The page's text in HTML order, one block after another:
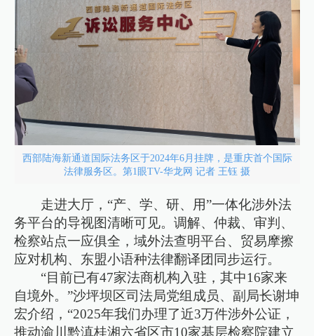
西部陆海新通道国际法务区于2024年6月挂牌，是重庆首个国际
法律服务区。第1眼TV-华龙网 记者 王钰 摄
走进大厅，“产、学、研、用”一体化涉外法
务平台的导视图清晰可见。调解、仲裁、审判、
检察站点一应俱全，域外法查明平台、贸易摩擦
应对机构、东盟小语种法律翻译团同步运行。
“目前已有47家法商机构入驻，其中16家来
自境外。”沙坪坝区司法局党组成员、副局长谢坤
宏介绍，“2025年我们办理了近3万件涉外公证，
推动渝川黔滇桂湘六省区市10家基层检察院建立